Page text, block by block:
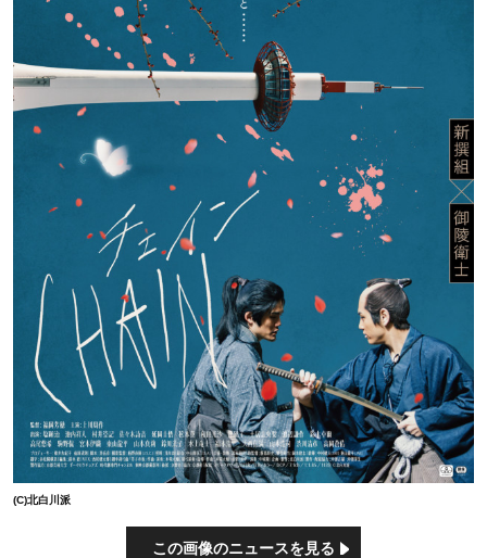
(C)北白川派
この画像のニュースを見る